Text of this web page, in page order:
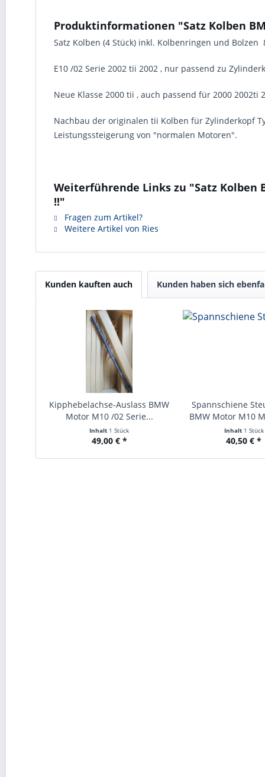
Produktinformationen "Satz Kolben
Satz Kolben (4 Stück) inkl. Kolbenringen und
E10 /02 Serie 2002 tii 2002 , nur passend zu
Neue Klasse 2000 tii , auch passend für 2000 2002ti
Nachbau der originalen tii Kolben für Zylinderkopf
Leistungssteigerung von "normalen Motoren".
Weiterführende Links zu "Satz Kolben
!!"
Fragen zum Artikel?
Weitere Artikel von Ries
Kunden kauften auch Kunden haben sich
Kipphebelachse-Auslass BMW
Motor M10 /02 Serie...
Inhalt 1 Stück
49,00 € *
Spannschiene
BMW Motor M10
Inhalt 1 Stück
40,50 € *